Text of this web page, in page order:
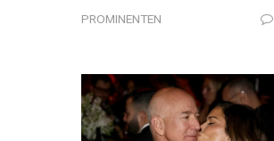
PROMINENTEN